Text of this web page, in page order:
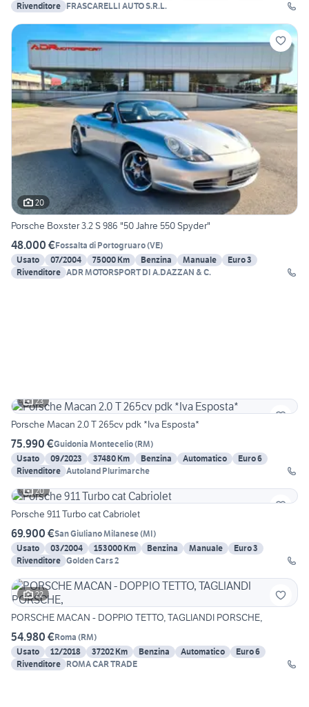
Rivenditore FRASCARELLI AUTO S.R.L.
20
Porsche Boxster 3.2 S 986 "50 Jahre 550 Spyder"
48.000 €Fossalta di Portogruaro(VE)
Usato
07/2004 75000 Km Benzina Manuale
Euro 3
Rivenditore ADR MOTORSPORT DI A.DAZZAN & C.
23
Porsche Macan 2.0 T 265cv pdk *Iva Esposta*
75.990 €Guidonia Montecelio(RM)
Usato
09/2023 37480 Km Benzina Automatico
Euro 6
Rivenditore Autoland Plurimarche
20
Porsche 911 Turbo cat Cabriolet
69.900 €San Giuliano Milanese(MI)
Usato
03/2004 153000 Km Benzina Manuale
Euro 3
Rivenditore Golden Cars 2
22
PORSCHE MACAN - DOPPIO TETTO, TAGLIANDI PORSCHE,
54.980 €Roma (RM)
Usato
12/2018 37202 Km Benzina Automatico
Euro 6
Rivenditore ROMA CAR TRADE